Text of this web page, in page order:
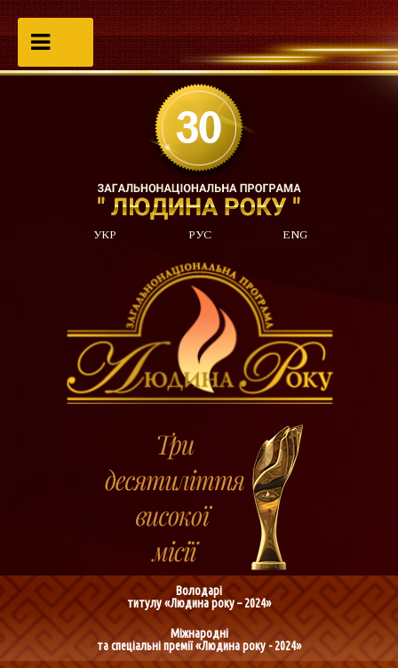
УКР РУС ENG
Володарі
титулу «Людина року – 2024»
Міжнародні
та спеціальні премії «Людина року - 2024»